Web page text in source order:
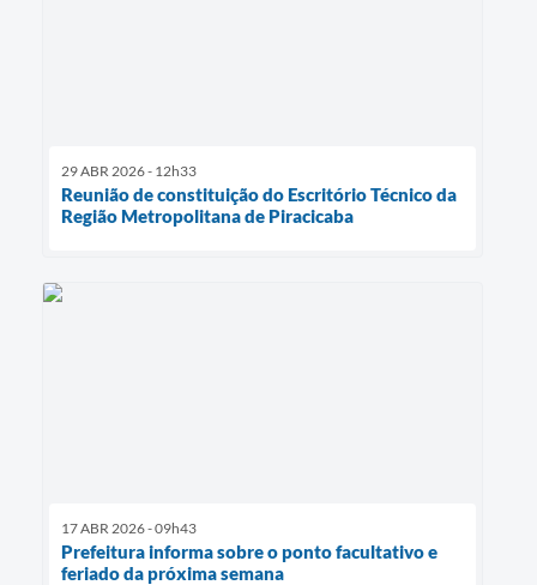
29 ABR 2026 - 12h33
Reunião de constituição do Escritório Técnico da
Região Metropolitana de Piracicaba
17 ABR 2026 - 09h43
Prefeitura informa sobre o ponto facultativo e
feriado da próxima semana